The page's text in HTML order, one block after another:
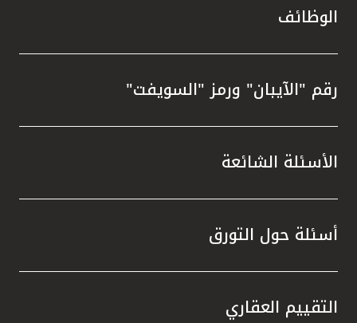
الوظائف
رقم "الآيبان" ورمز "السويفت"
الأسئلة الشائعة
أسئلة حول التورق
التقييم العقاري